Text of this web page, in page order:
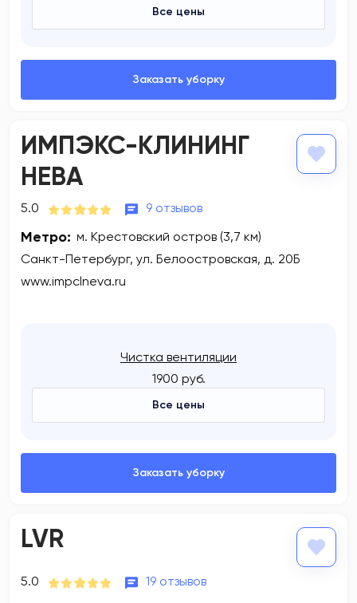
Все цены
ИМПЭКС-КЛИНИНГ
НЕВА
5.0 9 отзывов
Метро: м. Крестовский остров (3,7 км)
Санкт-Петербург, ул. Белоостровская, д. 20Б
www.impclneva.ru
Чистка вентиляции
1900 руб.
Все цены
LVR
5.0 19 отзывов